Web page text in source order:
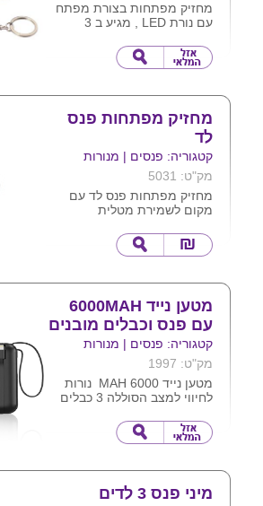
מחזיק מפתחות בצורת מפתח
עם נורת LED , מגיע ב 3
ניתן להדפיס לוגו ע"ג המוצר
מחזיק מפתחות פנס
לד
קטגוריה: פנסים | מנורות
מק"ט: 5031
מחזיק מפתחות פנס לד עם
מקום לשמירת מטלית
אחר
מגיע ב2 צבעים לבחירה.
מטען נייד 6000MAH
עם פנס וכבלים מובנים
קטגוריה: פנסים | מנורות
מק"ט: 1997
מטען נייד 6000 MAH נורות
לחיווי למצב הסוללה 3 כבלים
מידות 9.8X6.3X2.5סמ .
ניתן להדפיס לוגו ע"ג המוצר
מיני פנס 3 לדים